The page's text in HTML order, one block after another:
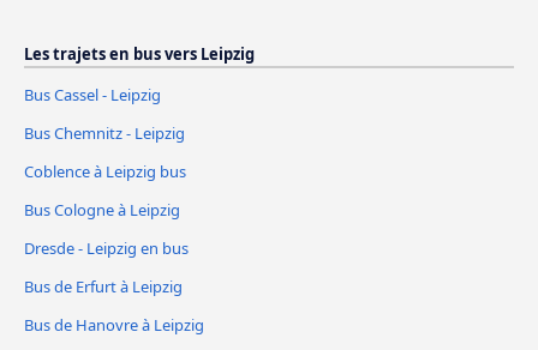
Les trajets en bus vers Leipzig
Bus Cassel - Leipzig
Bus Chemnitz - Leipzig
Coblence à Leipzig bus
Bus Cologne à Leipzig
Dresde - Leipzig en bus
Bus de Erfurt à Leipzig
Bus de Hanovre à Leipzig